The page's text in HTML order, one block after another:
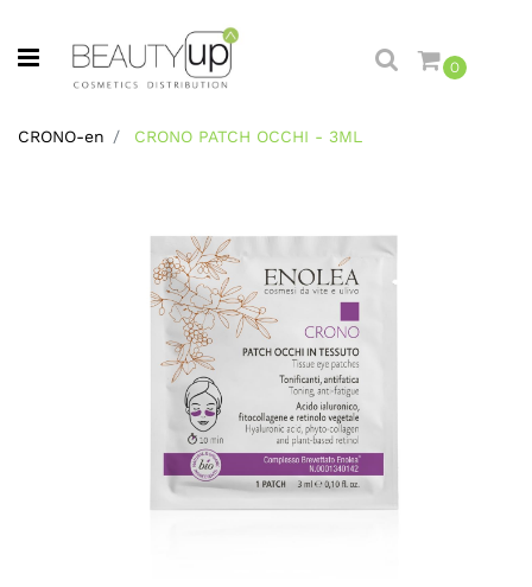
Open menu
0
CRONO-en CRONO PATCH OCCHI - 3ML